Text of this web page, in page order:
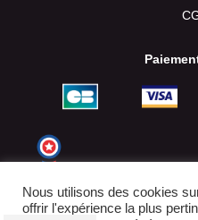
Nous utilisons des cookies
offrir l'expérience la plus